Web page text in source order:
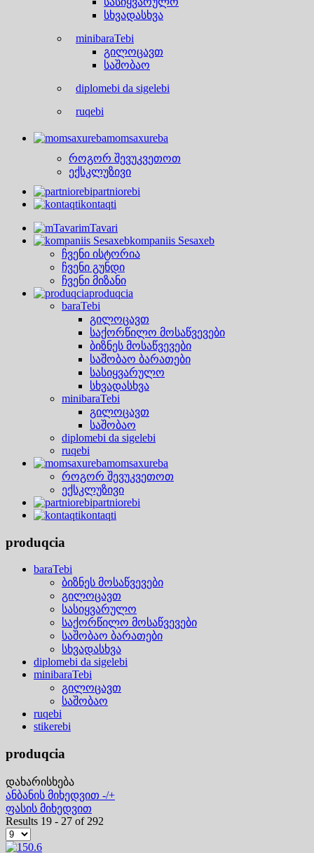
სხვადასხვა
minibaraTebi
გილოცავთ
საშობაო
diplomebi da sigelebi
ruqebi
momsaxureba
როგორ შევუკვეთოთ
ექსკლუზივი
partniorebi
kontaqti
mTavari
kompaniis Sesaxeb
ჩვენი ისტორია
ჩვენი გუნდი
ჩვენი მიზანი
produqcia
baraTebi
გილოცავთ
საქორწილო მოსაწვევები
ბიზნეს მოსაწვევები
საშობაო ბარათები
სასიყვარულო
სხვადასხვა
minibaraTebi
გილოცავთ
საშობაო
diplomebi da sigelebi
ruqebi
momsaxureba
როგორ შევუკვეთოთ
ექსკლუზივი
partniorebi
kontaqti
produqcia
baraTebi
ბიზნეს მოსაწვევები
გილოცავთ
სასიყვარულო
საქორწილო მოსაწვევები
საშობაო ბარათები
სხვადასხვა
diplomebi da sigelebi
minibaraTebi
გილოცავთ
საშობაო
ruqebi
stikerebi
produqcia
დახარისხება
ანბანის მიხედვით -/+
ფასის მიხედვით
Results 19 - 27 of 292